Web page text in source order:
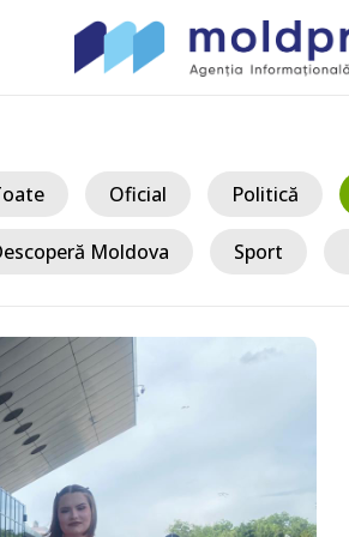
Oficial Politică
Moldova Sport
în prima